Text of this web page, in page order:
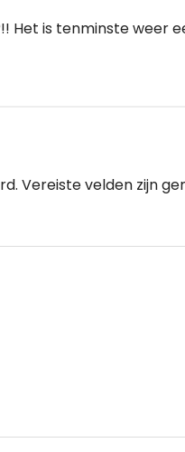
Het is tenminste weer
Vereiste velden zijn